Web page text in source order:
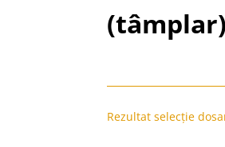
(tâmplar)
Rezultat selecție